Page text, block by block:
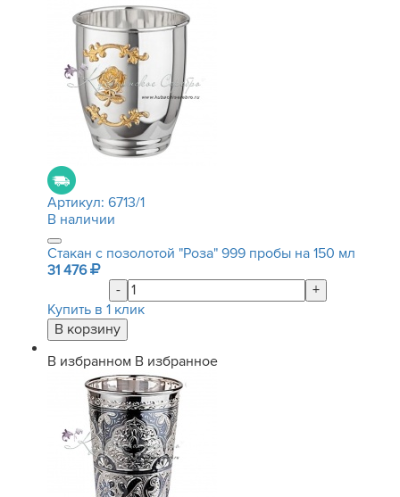
Артикул: 6713/1
В наличии
Стакан с позолотой "Роза" 999 пробы на 150 мл
31 476
-
+
Купить в 1 клик
В избранном В избранное